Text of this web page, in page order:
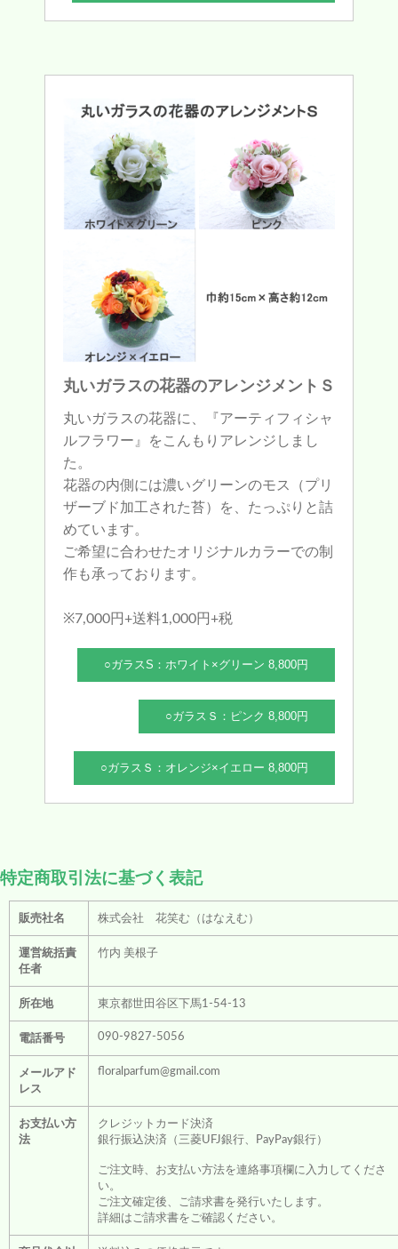
丸いガラスの花器のアレンジメントＳ
丸いガラスの花器に、『アーティフィシャ
ルフラワー』をこんもりアレンジしまし
た。
花器の内側には濃いグリーンのモス（プリ
ザーブド加工された苔）を、たっぷりと詰
めています。
ご希望に合わせたオリジナルカラーでの制
作も承っております。
※7,000円+送料1,000円+税
○ガラスS：ホワイト×グリーン 8,800円
○ガラスＳ：ピンク 8,800円
○ガラスＳ：オレンジ×イエロー 8,800円
特定商取引法に基づく表記
販売社名 株式会社 花笑む（はなえむ）
運営統括責
任者
竹内 美根子
所在地 東京都世田谷区下馬1-54-13
電話番号 090-9827-5056
メールアド
レス
floralparfum@gmail.com
お支払い方
法
クレジットカード決済
銀行振込決済（三菱UFJ銀行、PayPay銀行）
ご注文時、お支払い方法を連絡事項欄に入力してくださ
い。
ご注文確定後、ご請求書を発行いたします。
詳細はご請求書をご確認ください。